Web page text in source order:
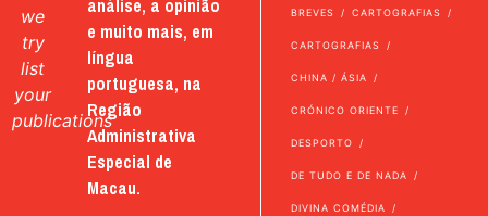
we
try
list
your
publications
análise, a opinião
e muito mais, em
língua
portuguesa, na
Região
Administrativa
Especial de
Macau.
BREVES CARTOGRAFIAS
CARTOGRAFIAS
CHINA / ÁSIA
CRÓNICO ORIENTE
DESPORTO
DE TUDO E DE NADA
DIVINA COMÉDIA